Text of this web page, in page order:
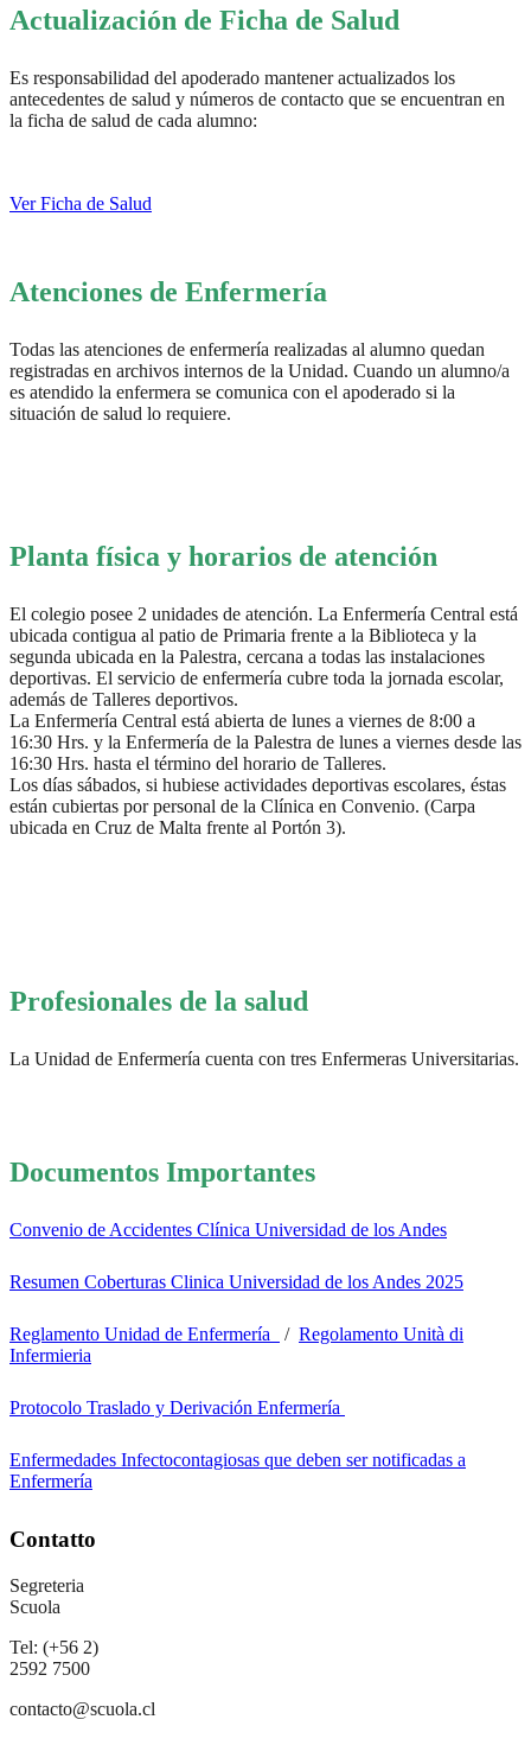
Actualización de Ficha de Salud
Es responsabilidad del apoderado mantener actualizados los
antecedentes de salud y números de contacto que se encuentran en
la ficha de salud de cada alumno:
Ver Ficha de Salud
Atenciones de Enfermería
Todas las atenciones de enfermería realizadas al alumno quedan
registradas en archivos internos de la Unidad. Cuando un alumno/a
es atendido la enfermera se comunica con el apoderado si la
situación de salud lo requiere.
Planta física y horarios de atención
El colegio posee 2 unidades de atención. La Enfermería Central está
ubicada contigua al patio de Primaria frente a la Biblioteca y la
segunda ubicada en la Palestra, cercana a todas las instalaciones
deportivas. El servicio de enfermería cubre toda la jornada escolar,
además de Talleres deportivos.
La Enfermería Central está abierta de lunes a viernes de 8:00 a
16:30 Hrs. y la Enfermería de la Palestra de lunes a viernes desde las
16:30 Hrs. hasta el término del horario de Talleres.
Los días sábados, si hubiese actividades deportivas escolares, éstas
están cubiertas por personal de la Clínica en Convenio. (Carpa
ubicada en Cruz de Malta frente al Portón 3).
Profesionales de la salud
La Unidad de Enfermería cuenta con tres Enfermeras Universitarias.
Documentos Importantes
Convenio de Accidentes Clínica Universidad de los Andes
Resumen Coberturas Clinica Universidad de los Andes 2025
Reglamento Unidad de Enfermería / Regolamento Unità di
Infermieria
Protocolo Traslado y Derivación Enfermería
Enfermedades Infectocontagiosas que deben ser notificadas a
Enfermería
Contatto
Segreteria
Scuola
Tel: (+56 2)
2592 7500
contacto@scuola.cl